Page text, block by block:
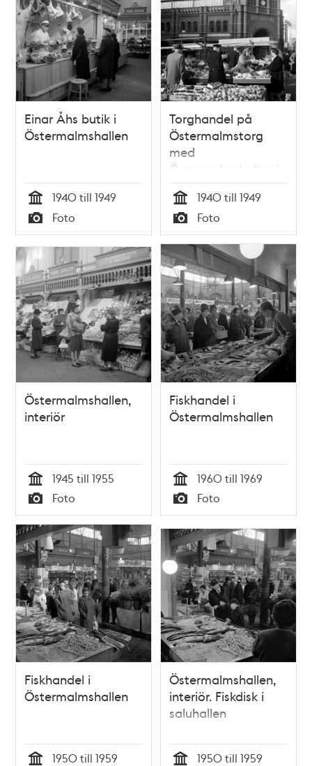
Einar Åhs butik i
Östermalmshallen
Tid
1940 till 1949
Typ
Foto
Torghandel på
Östermalmstorg
med
Östermalmshallen i
bakgrunden
Tid
1940 till 1949
Typ
Foto
Östermalmshallen,
interiör
Tid
1945 till 1955
Typ
Foto
Fiskhandel i
Östermalmshallen
Tid
1960 till 1969
Typ
Foto
Fiskhandel i
Östermalmshallen
1950 till 1959
Östermalmshallen,
interiör. Fiskdisk i
saluhallen
1950 till 1959